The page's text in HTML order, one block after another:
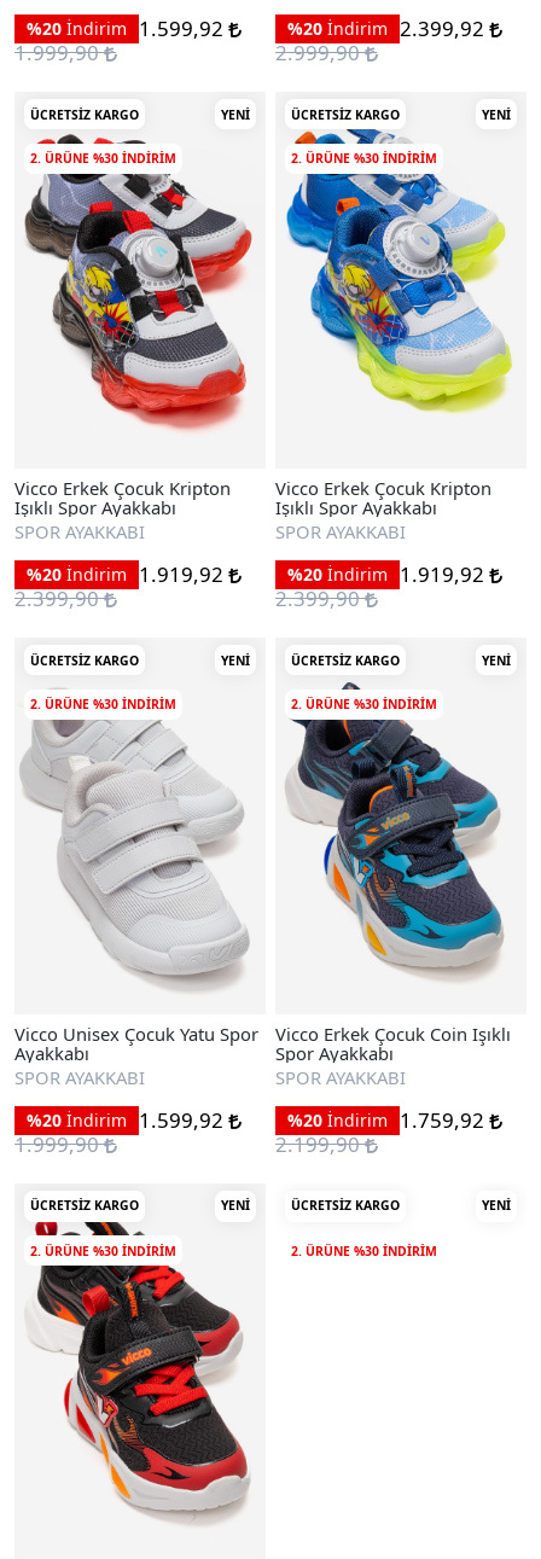
%20 İndirim
1.599,92
1.999,90
%20 İndirim 2.399,92
2.999,90
ÜCRETSIZ KARGO YENI
2. ÜRÜNE %30 INDIRIM
Vicco Erkek Çocuk Kripton
Işıklı Spor Ayakkabı
SPOR AYAKKABI
%20 İndirim
1.919,92
2.399,90
ÜCRETSIZ KARGO YENI
2. ÜRÜNE %30 INDIRIM
Vicco Erkek Çocuk Kripton
Işıklı Spor Ayakkabı
SPOR AYAKKABI
%20 İndirim
1.919,92
2.399,90
ÜCRETSIZ KARGO YENI
2. ÜRÜNE %30 INDIRIM
Vicco Unisex Çocuk Yatu Spor
Ayakkabı
SPOR AYAKKABI
%20 İndirim
1.599,92
1.999,90
ÜCRETSIZ KARGO YENI
2. ÜRÜNE %30 INDIRIM
Vicco Erkek Çocuk Coin Işıklı
Spor Ayakkabı
SPOR AYAKKABI
%20 İndirim
1.759,92
2.199,90
ÜCRETSIZ KARGO YENI
2. ÜRÜNE %30 INDIRIM
ÜCRETSIZ KARGO YENI
2. ÜRÜNE %30 INDIRIM